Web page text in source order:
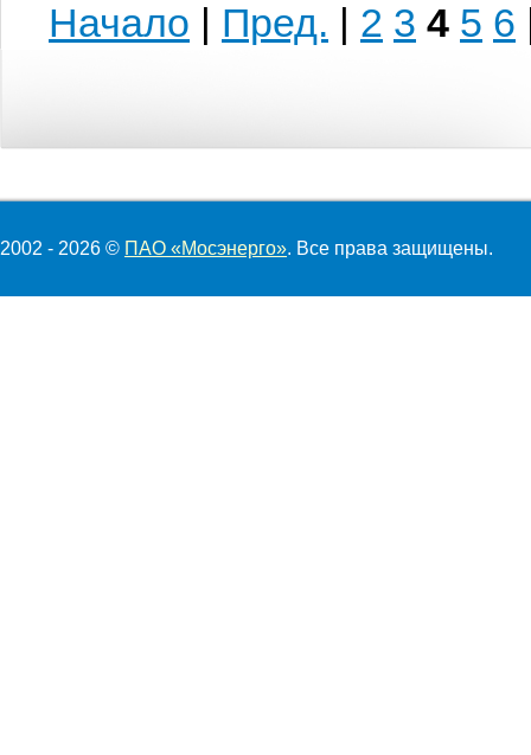
Начало | Пред. | 2 3 4 5 6
2002 - 2026 © ПАО «Мосэнерго». Все права защищены.